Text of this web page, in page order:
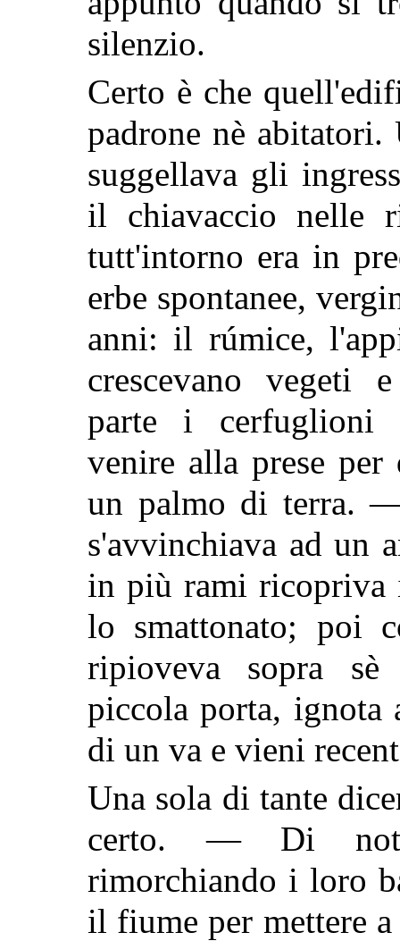
silenzio.
Certo è che
padrone nè
suggellava gli
il chiavaccio nelle
tutt'intorno era in
erbe spontanee,
anni: il rúmice,
crescevano vegeti
parte i cerfuglioni
venire alla prese per
un palmo di terra.
s'avvinchiava ad un
in più rami ricopriva
lo smattonato; poi
ripioveva sopra sè
piccola porta, ignota
di un va e vieni
Una sola di tante
certo. — Di
rimorchiando i loro
il fiume per mettere